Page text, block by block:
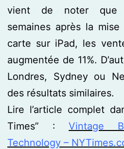
vient de noter que
semaines après la
carte sur iPad, les
augmentée de 11%.
Londres, Sydney ou
des résultats similaires.
Lire l’article complet
Times” :Vintage
Technology –